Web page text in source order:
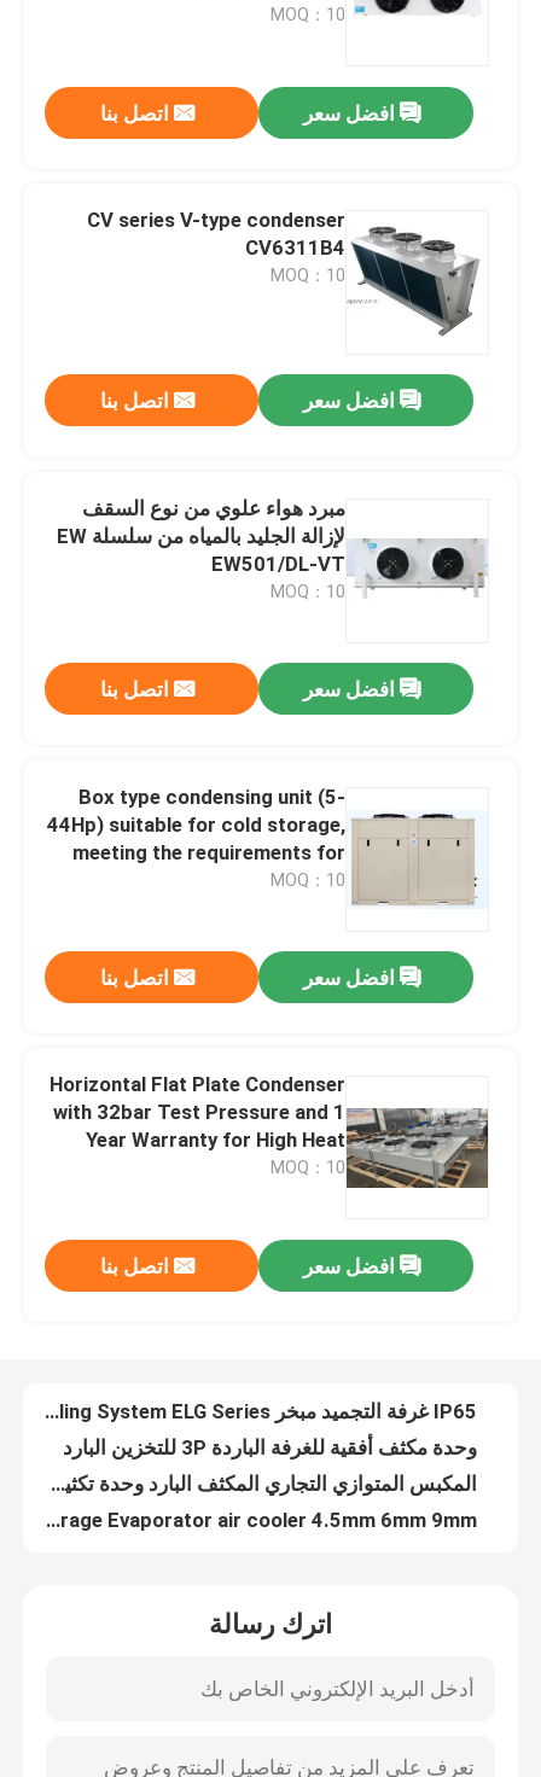
منتجات
اتصل بنا
أخبار
اطلب عرض أسعار
مبخر غرفة التبريد
MOQ：10
افضل سعر اتصل بنا
CV series V-type condenser
CV6311B4
MOQ：10
افضل سعر اتصل بنا
مبرد هواء علوي من نوع السقف
لإزالة الجليد بالمياه من سلسلة EW
EW501/DL-VT
MOQ：10
افضل سعر اتصل بنا
Box type condensing unit (5-
44Hp) suitable for cold storage,
meeting the requirements for
refrigerants such as R404A,
MOQ：10
افضل سعر اتصل بنا
Horizontal Flat Plate Condenser
with 32bar Test Pressure and 1
Year Warranty for High Heat
Exchange Efficiency
MOQ：10
افضل سعر اتصل بنا
IP65 غرفة التجميد مبخر Glycol Cold Room Cooling System ELG Series
نظام تبريد وحدة تكثيف الغرفة الباردة أحادية الكتلة من Frost Temp للتخزين البارد
R507 وحدة نظام التبريد والتخزين البارد للمبرد ODM
ODM مكثف مياه أحادي مبرد أفقي وأنبوب مكثف
Cold Room Parallel Scroll Condensing Unit Compressor Rack
اترك رسالة